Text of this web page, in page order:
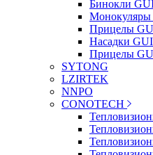
Бинокли
Прицелы
Насадки
Прицелы
SYTONG
LZIRTEK
NNPO
CONOTECH